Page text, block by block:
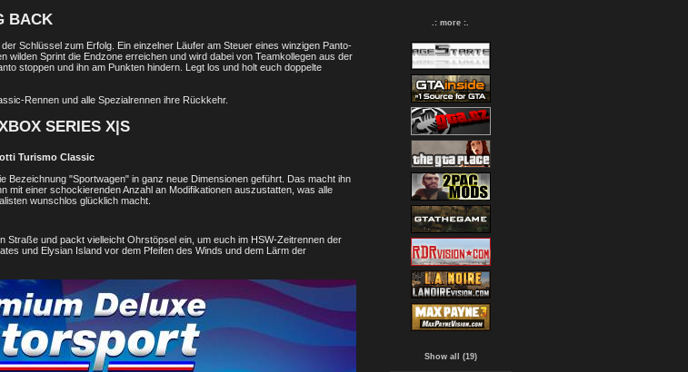
BACK
Schlüssel zum Erfolg. Ein einzelner Läufer am Steuer eines winzigen Panto-
wilden Sprint die Endzone erreichen und wird dabei von Teamkollegen aus der
stoppen und ihn am Punkten hindern. Legt los und holt euch doppelte
Rennen und alle Spezialrennen ihre Rückkehr.
SERIES X|S
Turismo Classic
Bezeichnung "Sportwagen" in ganz neue Dimensionen geführt. Das macht ihn
mit einer schockierenden Anzahl an Modifikationen auszustatten, was alle
wunschlos glücklich macht.
Straße und packt vielleicht Ohrstöpsel ein, um euch im HSW-Zeitrennen der
und Elysian Island vor dem Pfeifen des Winds und dem Lärm der
.: more :.
Show all (19)